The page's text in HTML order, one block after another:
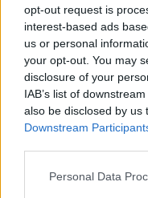
opt-out request is
interest-based ads
us or personal
your opt-out. You may
disclosure of your
IAB’s list of
also be disclosed by us
Downstream
Please note that this
Personal Data
Το παρών στη
ουκρανικές
στη Θεσσαλονίκη,
Μητρόπολη
Κάνε κλικ και δες